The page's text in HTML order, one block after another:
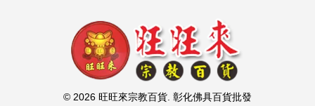
© 2026 旺旺來宗教百貨. 彰化佛具百貨批發